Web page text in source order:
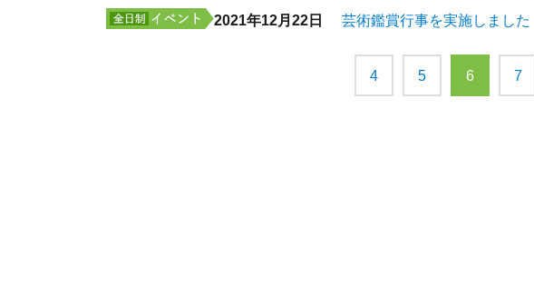
2021年12月22日 芸術鑑賞行事を実施しました
4 5 6 7